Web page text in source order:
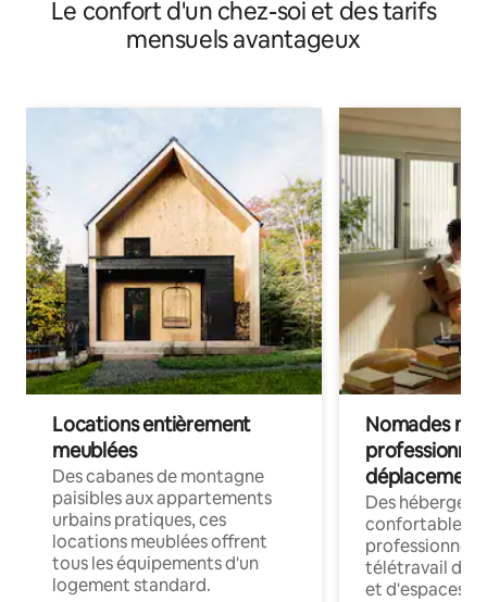
Le confort d'un chez-soi et des tarifs
mensuels avantageux
Locations entièrement
meublées
Des cabanes de montagne
paisibles aux appartements
urbains pratiques, ces
locations meublées offrent
tous les équipements d'un
logement standard.
Nomades
déplacement
Des
confortables
professionnels
télétravail
et d'espaces